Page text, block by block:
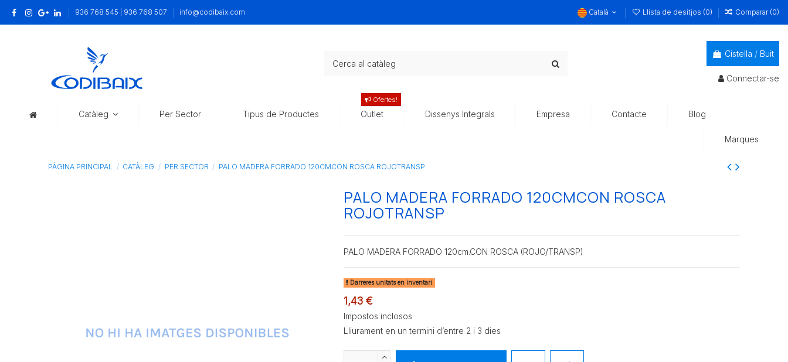
936 768 545 | 936 768 507 info@codibaix.com Català Llista de desitjos (0) Comparar (0)
Cistella / Buit
Connectar-se
Catàleg Per Sector Tipus de Productes Outlet
Ofertes!
Dissenys Integrals Empresa Contacte Blog
Marques
PÀGINA PRINCIPAL CATÀLEG PER SECTOR PALO MADERA FORRADO 120CMCON ROSCA ROJOTRANSP
PALO MADERA FORRADO 120CMCON ROSCA
ROJOTRANSP
PALO MADERA FORRADO 120cm.CON ROSCA (ROJO/TRANSP)
Darreres unitats en inventari
1,43 €
Impostos inclosos
Lliurament en un termini d’entre 2 i 3 dies